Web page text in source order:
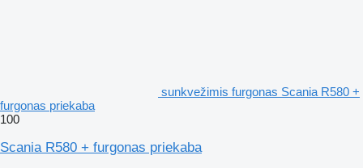
sunkvežimis furgonas Scania R580 +
furgonas priekaba
100
Scania R580 + furgonas priekaba